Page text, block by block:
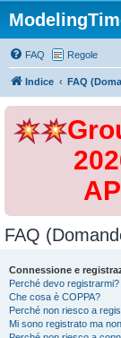
FAQ Regole
Indice FAQ
FAQ
Connessione e
Perché devo registrarmi?
Che cosa è COPPA?
Perché non riesco a
Mi sono registrato ma